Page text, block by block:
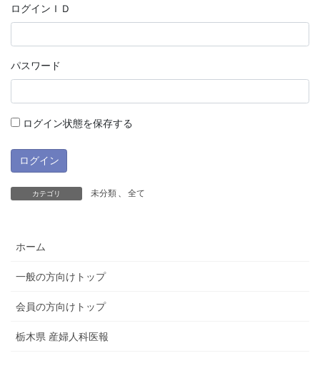
ログインＩＤ
パスワード
ログイン状態を保存する
カテゴリ 未分類 、 全て
ホーム
一般の方向けトップ
会員の方向けトップ
栃木県 産婦人科医報